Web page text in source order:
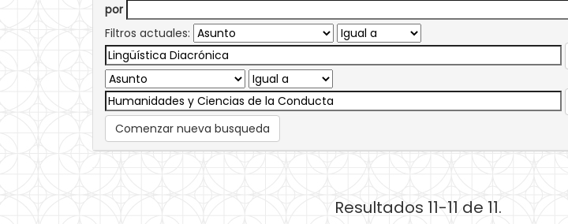
por
Filtros actuales:
Comenzar nueva busqueda
Resultados 11-11 de 11.